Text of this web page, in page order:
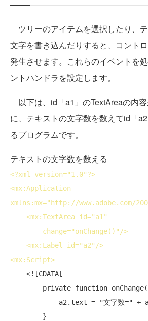
ツリーのアイテムを選択したり、
文字を書き込んだりすると、コント
発生させます。これらのイベントを
ントハンドラを設定します。
以下は、id「a1」のTextAreaの内
に、テキストの文字数を数えてid「
るプログラムです。
テキストの文字数を数える
<?xml version="1.0"?>
<mx:Application
xmlns:mx="http://www.adobe.com/
<mx:TextArea id="a1"
change="onChange()"/>
<mx:Label id="a2"/>
<mx:Script>